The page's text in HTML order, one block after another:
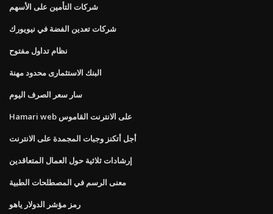
شركات التأمين على الأسهم
شركات تعدين الفضة في نيويورك
نظام تداول مفتوح
البنك الاستثمارى محدود مهنة
سار سعر الصرف اليوم
Hamari web على الانترنت القاموس
أجل أتكنز وجبات المجمدة على الانترنت
إرشادات ثلاثية حول العمال المتعاقدين
معنى الرسم في المصطلحات الطبية
رمز مؤشر الدولار ياهو